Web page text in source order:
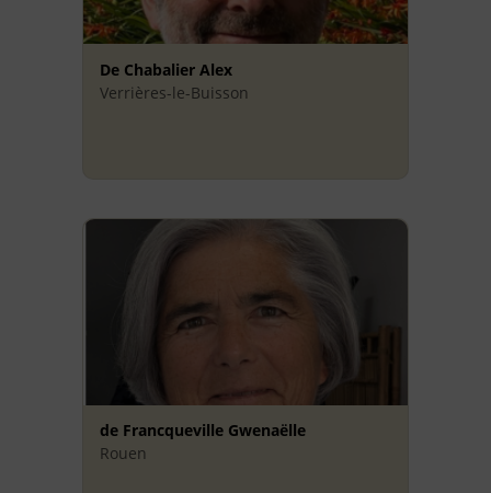
De Chabalier Alex
Verrières-le-Buisson
de Francqueville Gwenaëlle
Rouen